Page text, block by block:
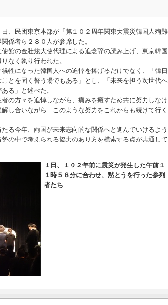
、民団東京本部が「第１０２周年関東大震災韓国人殉難
係者ら２８０人が参席した。
館の金壯炫大使代理による追念辞の読み上げ、東京韓国
なく執り行われた。
牲になった韓国人への追悼を捧げるだけでなく、「韓日
とを固く誓う場でもある」とし、「未来を担う次世代へ
る」と述べた。
の方々を追悼しながら、痛みを癒すため共に努力しなけ
し合いながら、このような努力をこれからも続けて行く
る今年、両国が未来志向的な関係へと進んでいけるよう
の中で考えられる協力のあり方を模索する点が共通して
１日、１０２年前に震災が発生した午前１
１時５８分に合わせ、黙とうを行った参列
者たち